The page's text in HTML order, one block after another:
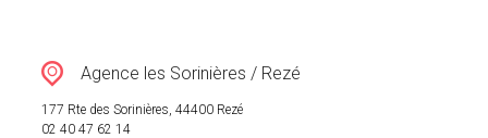
Agence les Sorinières / Rezé
177 Rte des Sorinières, 44400 Rezé
02 40 47 62 14